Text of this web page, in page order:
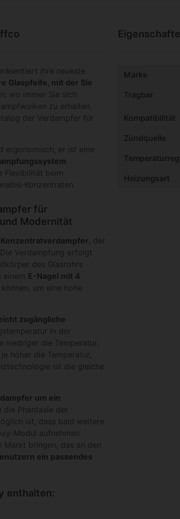
ihre neueste
Glaspfeife, mit der Sie
wo immer Sie sich
zu erhalten.
der Verdampfer für
ergonomisch, er ist eine
Flexibilität beim
Konzentraten.
für
Modernität
Konzentratverdampfer , der
Verdampfung erfolgt
des Glasrohrs
E-Nagel mit 4
können, um eine hohe
zugängliche
in der
niedriger die Temperatur,
höher die Temperatur,
ist die gleiche
um ein
die Phantasie der
ist, dass bald weitere
Modul aufnehmen
Markt bringen, das an den
ein passendes
enthalten:
Marke
Tragbar
Kompatibilität
Zündquelle
Heizungsart